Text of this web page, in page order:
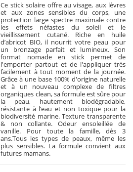
Ce stick solaire offre au visage, aux lèvres
et aux zones sensibles du corps, une
protection large spectre maximale contre
les effets néfastes du soleil et le
vieillissement cutané. Riche en huile
d’abricot BIO, il nourrit votre peau pour
un bronzage parfait et lumineux. Son
format nomade en stick permet de
l'emporter partout et de l'appliquer très
facilement à tout moment de la journée.
Grâce à une base 100% d'origine naturelle
et à un nouveau complexe de filtres
organiques clean, sa formule est sûre pour
la peau, hautement biodégradable,
résistante à l’eau et non toxique pour la
biodiversité marine. Texture transparente
& non collante. Odeur ensoleillée de
vanille. Pour toute la famille, dès 3
ans.Tous les types de peaux, même les
plus sensibles. La formule convient aux
futures mamans.